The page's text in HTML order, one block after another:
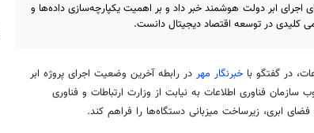
اجرای ابر دولت هوشمند خبر داد و بر اهمیت یکپارچه‌سازی داده‌ها و
کلیدی در توسعه اقتصاد دیجیتال دانست.
در گفتگو با خبرنگار مهر در رابطه آخرین وضعیت اجرای پروژه ابر
فناوری اطلاعات به نیابت از وزارت ارتباطات و فناوری
ابری، زیرساخت میزبانی دستگاه‌ها را فراهم کند.